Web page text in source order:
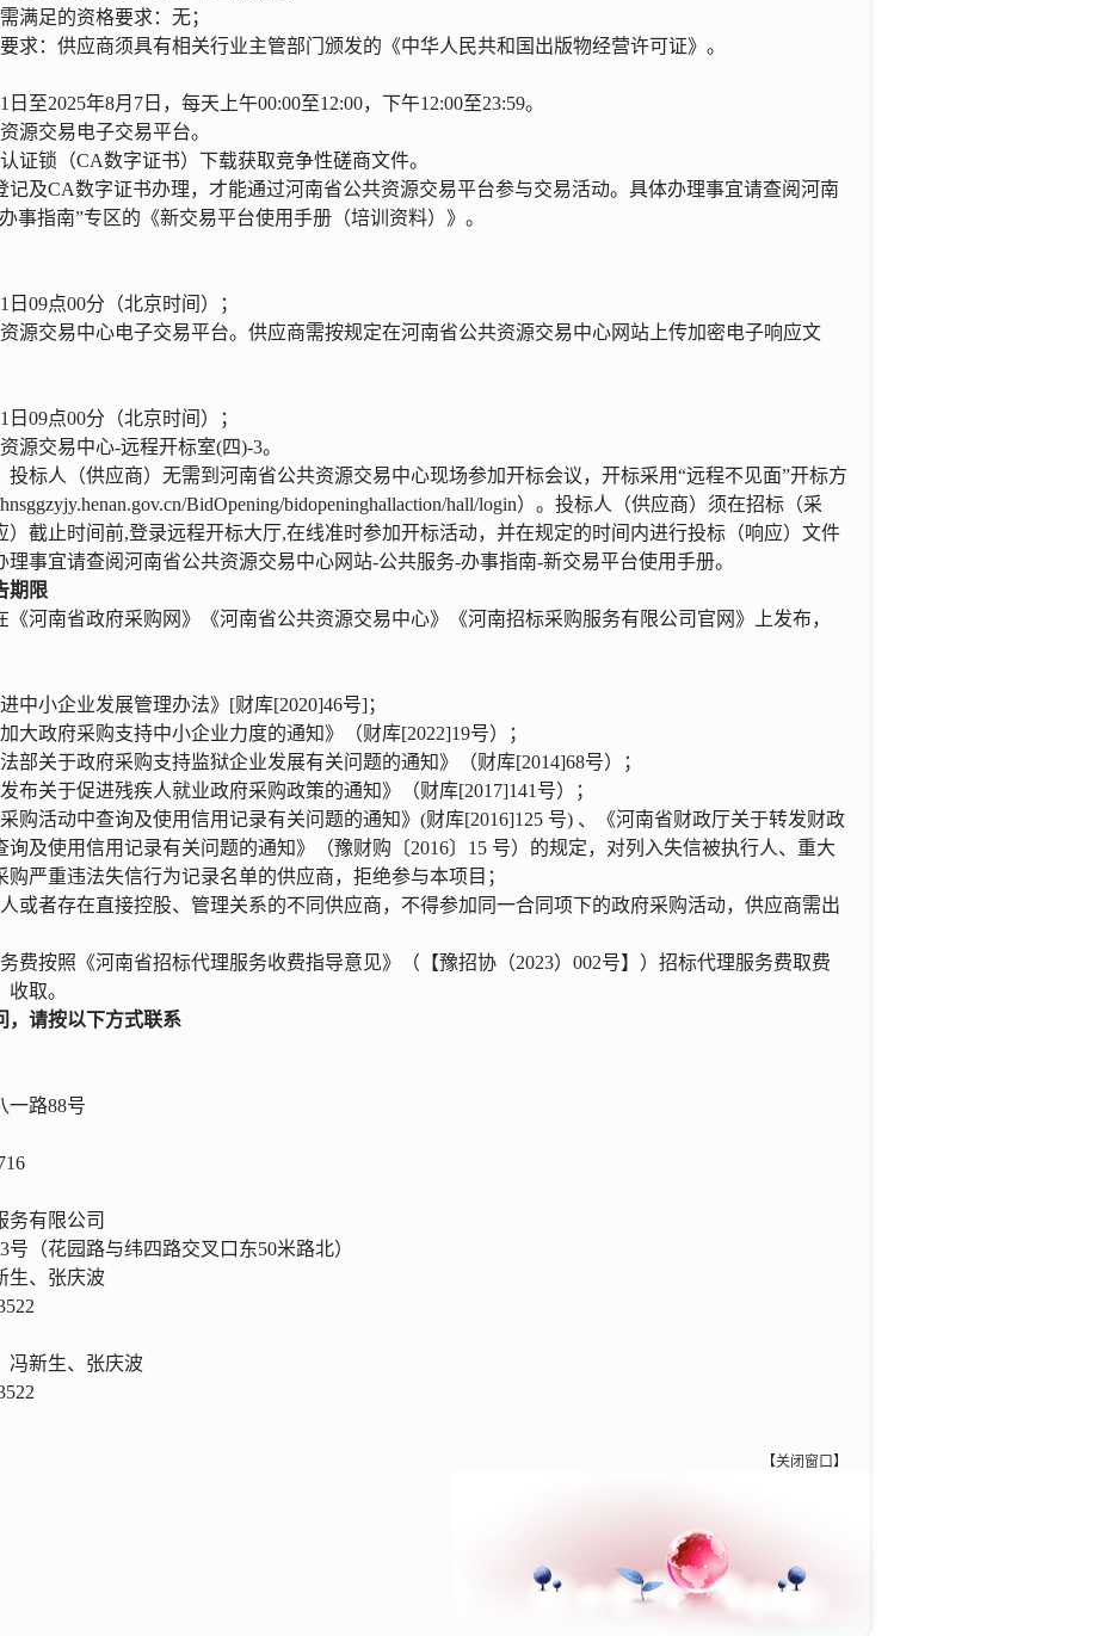
满足的资格要求： 无；
求： 供应商须具有相关行业主管部门颁发的《中华人民共和国出版物经营许可证》。
日至2025年8月 7 日 ， 每天上午00:00至12:00，下午12:00至23:59。
源交易电子交易平台。
证锁（CA数字证书）下载获取竞争性磋商文件。
记及CA数字证书办理，才能通过河南省公共资源交易平台参与交易活动。具体办理事宜请查阅河南
事指南”专区的《新交易平台使用手册（培训资料）》 。
日 09点00分 （北京时间）
；
源交易中心电子交易平台。供应商需按规定在河南省公共资源交易中心网站上传加密电子响应文
日 09点00分 （北京时间）
；
源交易中心-远程开标室(四)-3。
投标人
（供应商） 无需到河南省公共资源交易中心现场参加开标会议，开标采用“远程不见面”开标方
BidOpening/bidopeninghallaction/hall/login）。投标人 （供应商） 须在招标（采
） 截止时间前,登录远程开标大厅,在线准时参加开标活动，并在规定的时间内进行投标 （响应） 文件
理事宜请查阅河南省公共资源交易中心网站-公共服务-办事指南-新交易平台使用手册。
期限
《河南省政府采购网》《河南省公共资源交易中心》《河南招标采购服务有限公司官网》 上发布，
中小企业发展管理办法》[财库[2020]46号]；
大政府采购支持中小企业力度的通知》（财库[2022]19号）；
部关于政府采购支持监狱企业发展有关问题的通知》（财库[2014]68号）；
布关于促进残疾人就业政府采购政策的通知》（财库[2017]141号）；
购活动中查询及使用信用记录有关问题的通知》 (财库[2016]125 号) 、《河南省财政厅关于转发财政
及使用信用记录有关问题的通知》（豫财购〔2016〕15 号）的规定，对列入失信被执行人、重大
严重违法失信行为记录名单的供应商，拒绝参与本项目；
或者存在直接控股、管理关系的不同供应商，不得参加同一合同项下的政府采购活动， 供应商需出
费按照《河南省招标代理服务收费指导意见》（【豫招协（2023）002号】）招标代理服务费取费
收取。
，请按以下方式联系
一路88号
务有限公司
号（花园路与纬四路交叉口东50米路北）
生、张庆波
冯新生、张庆波
【关闭窗口】